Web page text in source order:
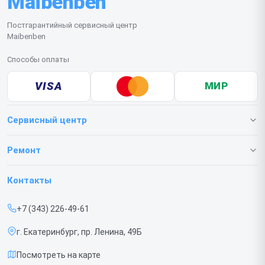
данные.
Постгарантийный сервисный центр
Maibenben
Способы оплаты
VISA МИР
Сервисный центр
О нашем сервисе
Срочный ремонт
Доставка и способы оплаты
Диагностика
Ремонт
Ноутбуков
Контакты
+7 (343) 226-49-61
г. Екатеринбург, пр. Ленина, 49Б
Посмотреть на карте